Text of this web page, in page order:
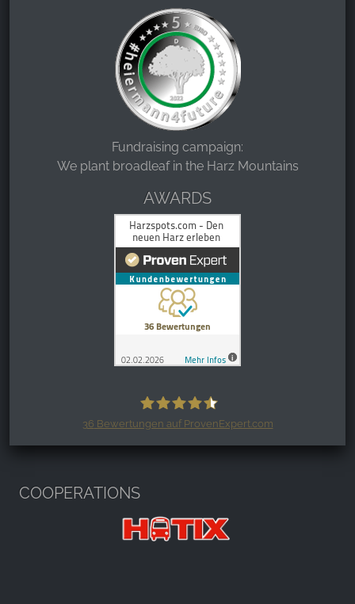
Fundraising campaign:
We plant broadleaf in the Harz Mountains
AWARDS
Harzspots.com - Den neuen Harz
36 Bewertungen auf ProvenExpert.com
COOPERATIONS